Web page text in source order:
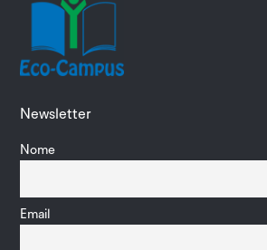
Newsletter
Nome
Email